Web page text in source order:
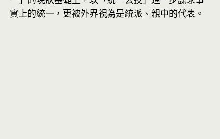
實上的統一，更被外界視為是統派、親中的代表。